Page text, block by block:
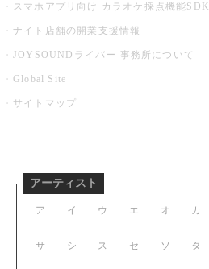
スマホアプリ向け カラオケ採点機能SDK
ナイト店舗の開業支援情報
JOYSOUNDライバー 事務所について
Global Site
サイトマップ
アーティスト
ア イ ウ エ オ
サ シ ス セ ソ
カ
タ